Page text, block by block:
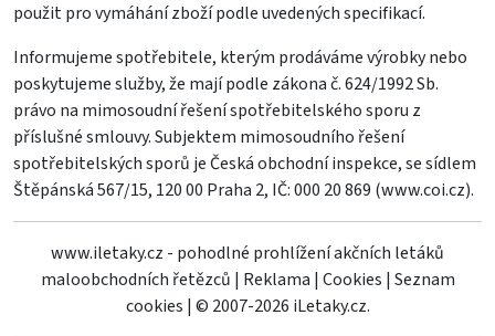
použit pro vymáhání zboží podle uvedených specifikací.
Informujeme spotřebitele, kterým prodáváme výrobky nebo
poskytujeme služby, že mají podle zákona č. 624/1992 Sb.
právo na mimosoudní řešení spotřebitelského sporu z
příslušné smlouvy. Subjektem mimosoudního řešení
spotřebitelských sporů je Česká obchodní inspekce, se sídlem
Štěpánská 567/15, 120 00 Praha 2, IČ: 000 20 869 (www.coi.cz).
www.iletaky.cz - pohodlné prohlížení akčních letáků
maloobchodních řetězců | Reklama | Cookies | Seznam
cookies | © 2007-2026 iLetaky.cz.